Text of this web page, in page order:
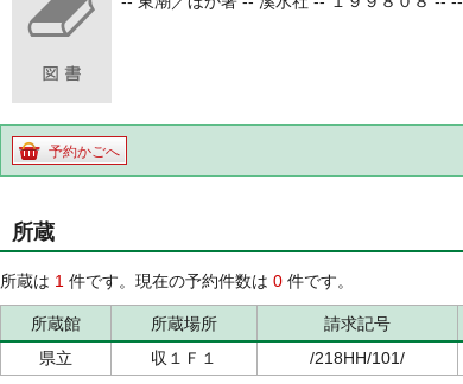
予約かごへ
所蔵
所蔵は 1 件です。現在の予約件数は 0 件です。
所蔵館 所蔵場所 請求記号
県立
収１Ｆ１ /218HH/101/